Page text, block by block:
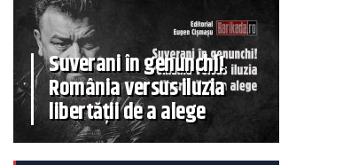
Suverani în genunchi!
România versus iluzia
libertății de a alege